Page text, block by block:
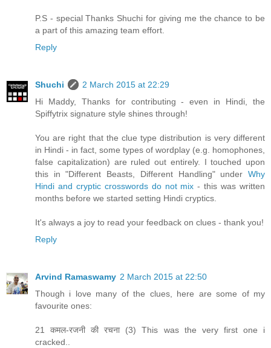
P.S - special Thanks Shuchi for giving me the chance to be
a part of this amazing team effort.
Reply
Shuchi
2 March 2015 at 22:29
Hi Maddy, Thanks for contributing - even in Hindi, the
Spiffytrix signature style shines through!
You are right that the clue type distribution is very different
in Hindi - in fact, some types of wordplay (e.g. homophones,
false capitalization) are ruled out entirely. I touched upon
this in "Different Beasts, Different Handling" under Why
Hindi and cryptic crosswords do not mix - this was written
months before we started setting Hindi cryptics.
It's always a joy to read your feedback on clues - thank you!
Reply
Arvind Ramaswamy 2 March 2015 at 22:50
Though i love many of the clues, here are some of my
favourite ones:
21 कमल-रजनी की रचना (3) This was the very first one i
cracked..